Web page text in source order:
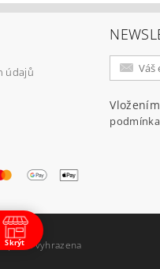
údajů
práva vyhrazena
Skrýt